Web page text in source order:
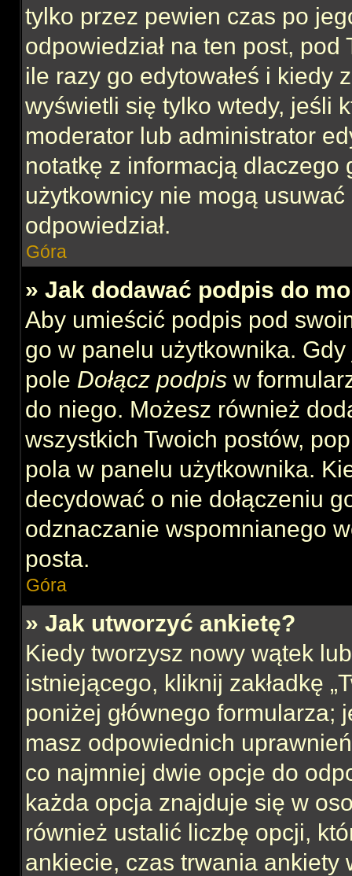
tylko przez pewien czas po
odpowiedział na ten post,
ile razy go edytowałeś i kiedy
wyświetli się tylko wtedy, jeśli
moderator lub administrator
notatkę z informacją
użytkownicy nie mogą
odpowiedział.
Góra
» Jak dodawać podpis do
Aby umieścić podpis pod
go w panelu użytkownika.
pole Dołącz podpis w
do niego. Możesz również
wszystkich Twoich postów,
pola w panelu użytkownika.
decydować o nie dołączeniu
odznaczanie wspomnianego
posta.
Góra
» Jak utworzyć ankietę?
Kiedy tworzysz nowy wątek
istniejącego, kliknij zakładkę
poniżej głównego formularza;
masz odpowiednich
co najmniej dwie opcje do
każda opcja znajduje się w
również ustalić liczbę opcji,
ankiecie, czas trwania ankiety